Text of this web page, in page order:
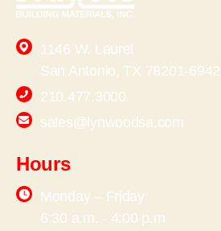
1146 W. Laurel
San Antonio, TX 78201-6942
210.477.3000
sales@lynwoodsa.com
Hours
Monday – Friday
6:30 a.m. - 4:00 p.m